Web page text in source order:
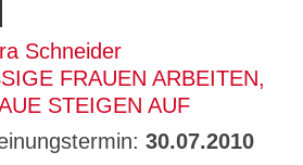
Schneider
FRAUEN ARBEITEN, S
STEIGEN AUF
30.07.2010